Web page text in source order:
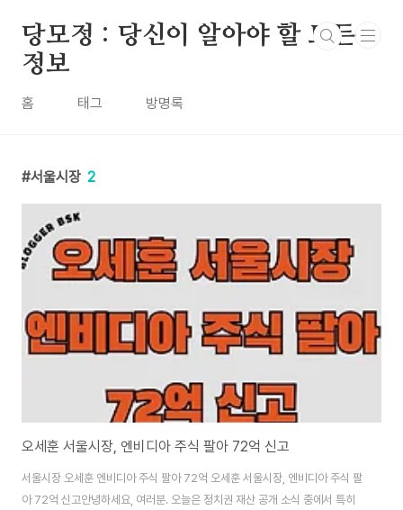
당모정 : 당신이 알아야 할 모든
정보
홈 태그 방명록
서울시장 2
오세훈 서울시장, 엔비디아 주식 팔아 72억 신고
서울시장 오세훈 엔비디아 주식 팔아 72억 오세훈 서울시장, 엔비디아 주식 팔
아 72억 신고안녕하세요, 여러분. 오늘은 정치권 재산 공개 소식 중에서 특히